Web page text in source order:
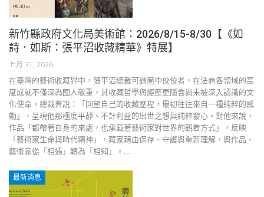
新竹縣政府文化局美術館：2026/8/15-8/30【《如
詩．如斯：張平沼收藏精華》特展】
七月 31, 2026
在臺灣的藝術收藏界中，張平沼總裁可謂箇中佼佼者，在法商各領域的高
度成就不僅深為國人敬重，其收藏哲學與經歷更隱含尚未被深入認識的文
化使命。總裁曾說：「回望自己的收藏歷程，最初往往來自一種純粹的感
動」，呈現他那極度平靜、不計利益的出世之想與純粹發心。對他來說，
作品「都帶著自身的來處，也承載著藝術家對世界的觀看方式」，反映
「藝術家生命與時代精神」，藏家藉由保存、守護與重新理解，與作品、
藝術家從「相遇」轉為「相知」。…
最新消息